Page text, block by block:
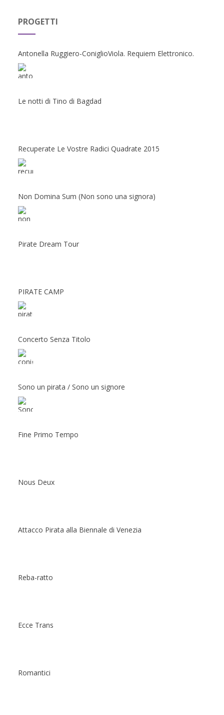
PROGETTI
Antonella Ruggiero-ConiglioViola. Requiem Elettronico.
Le notti di Tino di Bagdad
Recuperate Le Vostre Radici Quadrate 2015
Non Domina Sum (Non sono una signora)
Pirate Dream Tour
PIRATE CAMP
Concerto Senza Titolo
Sono un pirata / Sono un signore
Fine Primo Tempo
Nous Deux
Attacco Pirata alla Biennale di Venezia
Reba-ratto
Ecce Trans
Romantici